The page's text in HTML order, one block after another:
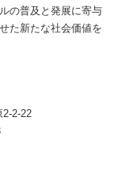
の普及と発展に寄与
た新たな社会価値を
2-22